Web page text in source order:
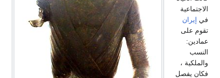
الاجتماعية
في إيران
تقوم على
عمادين:
النسب
والملكية ،
فكان يفصل